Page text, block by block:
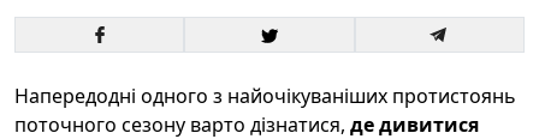
Напередодні одного з найочікуваніших протистоянь
поточного сезону варто дізнатися, де дивитися